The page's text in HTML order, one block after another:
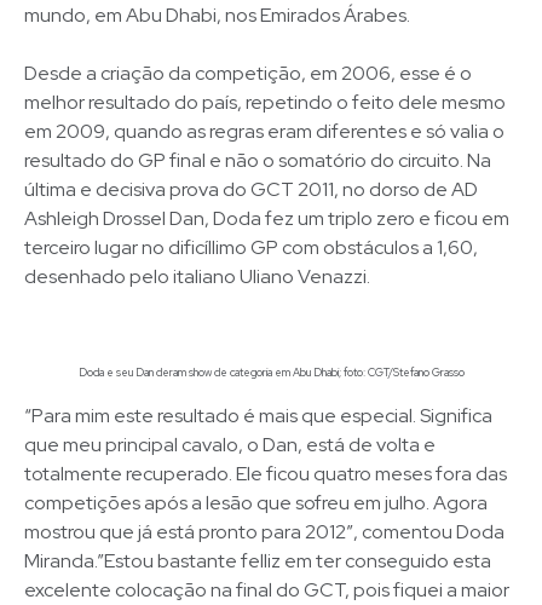
mundo, em Abu Dhabi, nos Emirados Árabes.
Desde a criação da competição, em 2006, esse é o
melhor resultado do país, repetindo o feito dele mesmo
em 2009, quando as regras eram diferentes e só valia o
resultado do GP final e não o somatório do circuito. Na
última e decisiva prova do GCT 2011, no dorso de AD
Ashleigh Drossel Dan, Doda fez um triplo zero e ficou em
terceiro lugar no dificíllimo GP com obstáculos a 1,60,
desenhado pelo italiano Uliano Venazzi.
Doda e seu Dan deram show de categoria em Abu Dhabi; foto: CGT/Stefano Grasso
“Para mim este resultado é mais que especial. Significa
que meu principal cavalo, o Dan, está de volta e
totalmente recuperado. Ele ficou quatro meses fora das
competições após a lesão que sofreu em julho. Agora
mostrou que já está pronto para 2012″, comentou Doda
Miranda.”Estou bastante felliz em ter conseguido esta
excelente colocação na final do GCT, pois fiquei a maior